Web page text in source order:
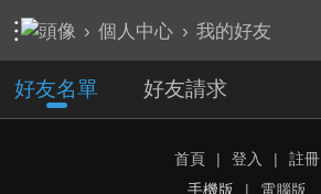
› 個人中心 › 我的好友
好友名單 好友請求
首頁 | 登入 |
註冊
手機版
| 電腦版